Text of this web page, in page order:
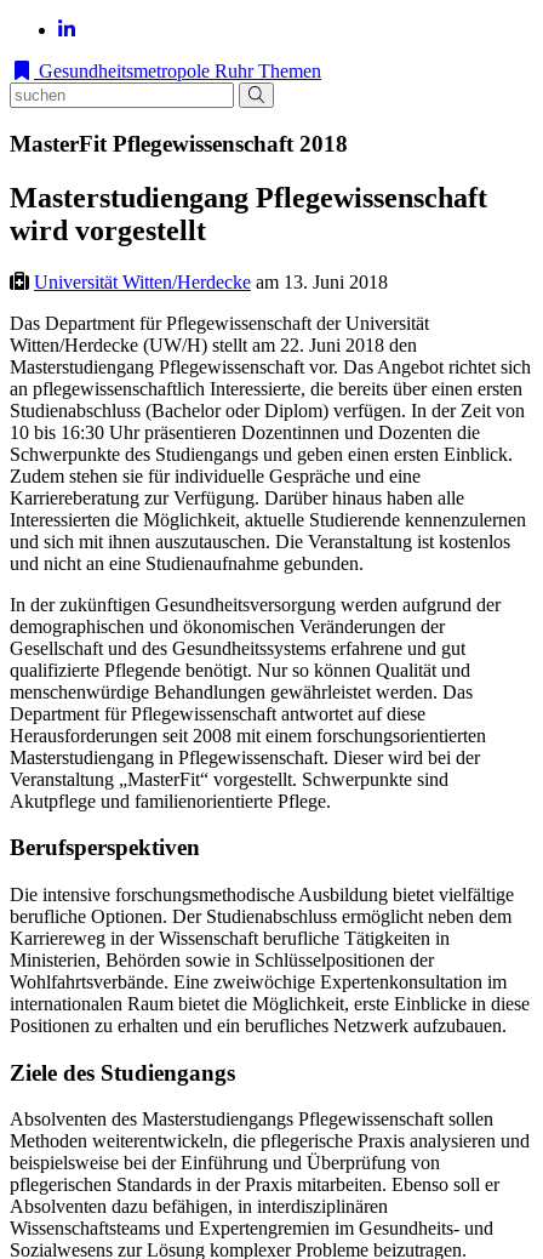
Gesundheitsmetropole Ruhr Themen
MasterFit Pflegewissenschaft 2018
Masterstudiengang Pflegewissenschaft
wird vorgestellt
Universität Witten/Herdecke am 13. Juni 2018
Das Department für Pflegewissenschaft der Universität
Witten/Herdecke (UW/H) stellt am 22. Juni 2018 den
Masterstudiengang Pflegewissenschaft vor. Das Angebot richtet sich
an pflegewissenschaftlich Interessierte, die bereits über einen ersten
Studienabschluss (Bachelor oder Diplom) verfügen. In der Zeit von
10 bis 16:30 Uhr präsentieren Dozentinnen und Dozenten die
Schwerpunkte des Studiengangs und geben einen ersten Einblick.
Zudem stehen sie für individuelle Gespräche und eine
Karriereberatung zur Verfügung. Darüber hinaus haben alle
Interessierten die Möglichkeit, aktuelle Studierende kennenzulernen
und sich mit ihnen auszutauschen. Die Veranstaltung ist kostenlos
und nicht an eine Studienaufnahme gebunden.
In der zukünftigen Gesundheitsversorgung werden aufgrund der
demographischen und ökonomischen Veränderungen der
Gesellschaft und des Gesundheitssystems erfahrene und gut
qualifizierte Pflegende benötigt. Nur so können Qualität und
menschenwürdige Behandlungen gewährleistet werden. Das
Department für Pflegewissenschaft antwortet auf diese
Herausforderungen seit 2008 mit einem forschungsorientierten
Masterstudiengang in Pflegewissenschaft. Dieser wird bei der
Veranstaltung „MasterFit“ vorgestellt. Schwerpunkte sind
Akutpflege und familienorientierte Pflege.
Berufsperspektiven
Die intensive forschungsmethodische Ausbildung bietet vielfältige
berufliche Optionen. Der Studienabschluss ermöglicht neben dem
Karriereweg in der Wissenschaft berufliche Tätigkeiten in
Ministerien, Behörden sowie in Schlüsselpositionen der
Wohlfahrtsverbände. Eine zweiwöchige Expertenkonsultation im
internationalen Raum bietet die Möglichkeit, erste Einblicke in diese
Positionen zu erhalten und ein berufliches Netzwerk aufzubauen.
Ziele des Studiengangs
Absolventen des Masterstudiengangs Pflegewissenschaft sollen
Methoden weiterentwickeln, die pflegerische Praxis analysieren und
beispielsweise bei der Einführung und Überprüfung von
pflegerischen Standards in der Praxis mitarbeiten. Ebenso soll er
Absolventen dazu befähigen, in interdisziplinären
Wissenschaftsteams und Expertengremien im Gesundheits- und
Sozialwesens zur Lösung komplexer Probleme beizutragen.